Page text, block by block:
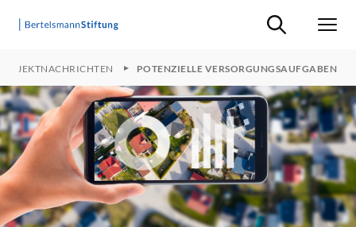
Suche ein-/
POTENZIELLE VERSORGUNGSAUFGABEN